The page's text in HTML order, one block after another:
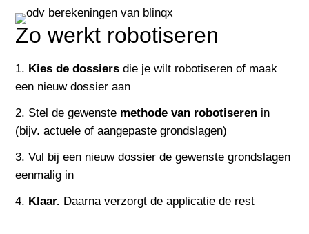
Zo werkt robotiseren
Kies de dossiers die je wilt robotiseren of maak
een nieuw dossier aan
Stel de gewenste methode van robotiseren in
(bijv. actuele of aangepaste grondslagen)
Vul bij een nieuw dossier de gewenste grondslagen
eenmalig in
Klaar. Daarna verzorgt de applicatie de rest